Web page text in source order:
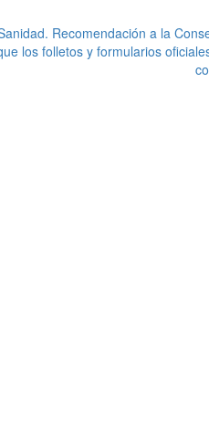
Recomendación a la
los folletos y formularios